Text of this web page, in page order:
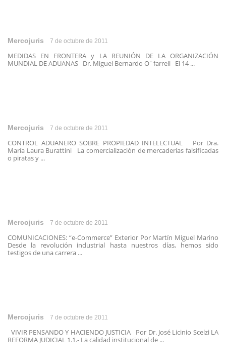
Mercojuris 7 de octubre de 2011
MEDIDAS EN FRONTERA y LA REUNIÓN DE LA ORGANIZACIÓN
MUNDIAL DE ADUANAS Dr. Miguel Bernardo O´farrell El 14 ...
Mercojuris 7 de octubre de 2011
CONTROL ADUANERO SOBRE PROPIEDAD INTELECTUAL Por Dra.
María Laura Burattini La comercialización de mercaderías falsificadas
o piratas y ...
Mercojuris 7 de octubre de 2011
COMUNICACIONES: “e-Commerce” Exterior Por Martín Miguel Marino
Desde la revolución industrial hasta nuestros días, hemos sido
testigos de una carrera ...
Mercojuris 7 de octubre de 2011
VIVIR PENSANDO Y HACIENDO JUSTICIA Por Dr. José Licinio Scelzi LA
REFORMA JUDICIAL 1.1.- La calidad institucional de ...